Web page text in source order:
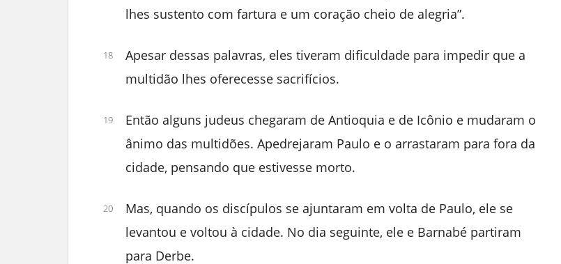
lhes sustento com fartura e um coração cheio de alegria”.
18
Apesar dessas palavras, eles tiveram dificuldade para impedir que a
multidão lhes oferecesse sacrifícios.
19
Então alguns judeus chegaram de Antioquia e de Icônio e mudaram o
ânimo das multidões. Apedrejaram Paulo e o arrastaram para fora da
cidade, pensando que estivesse morto.
20
Mas, quando os discípulos se ajuntaram em volta de Paulo, ele se
levantou e voltou à cidade. No dia seguinte, ele e Barnabé partiram
para Derbe.